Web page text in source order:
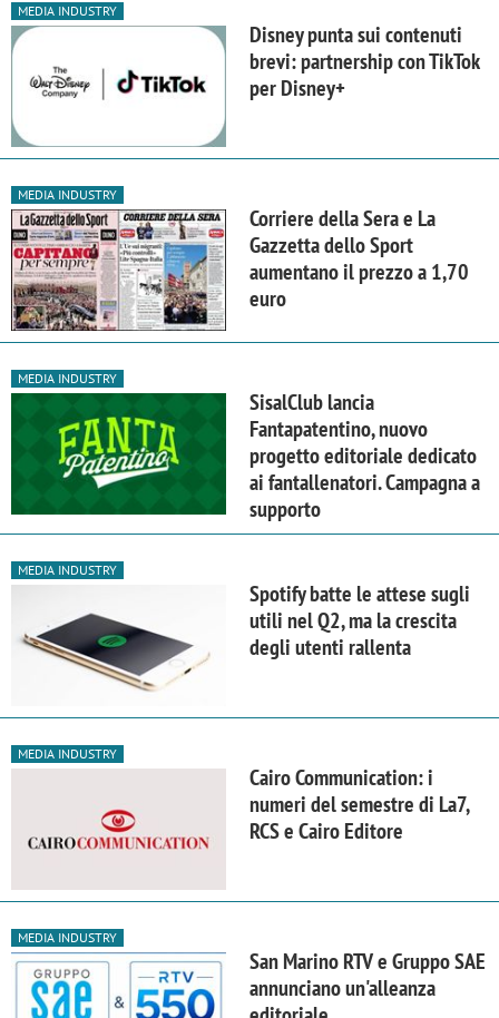
MEDIA INDUSTRY
Disney punta sui contenuti
brevi: partnership con TikTok
per Disney+
MEDIA INDUSTRY
Corriere della Sera e La
Gazzetta dello Sport
aumentano il prezzo a 1,70
euro
MEDIA INDUSTRY
SisalClub lancia
Fantapatentino, nuovo
progetto editoriale dedicato
ai fantallenatori. Campagna a
supporto
MEDIA INDUSTRY
Spotify batte le attese sugli
utili nel Q2, ma la crescita
degli utenti rallenta
MEDIA INDUSTRY
Cairo Communication: i
numeri del semestre di La7,
RCS e Cairo Editore
MEDIA INDUSTRY
San Marino RTV e Gruppo SAE
annunciano un'alleanza